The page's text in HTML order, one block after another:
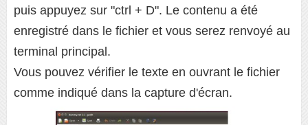
puis appuyez sur "ctrl + D". Le contenu a été
enregistré dans le fichier et vous serez renvoyé au
terminal principal.
Vous pouvez vérifier le texte en ouvrant le fichier
comme indiqué dans la capture d'écran.